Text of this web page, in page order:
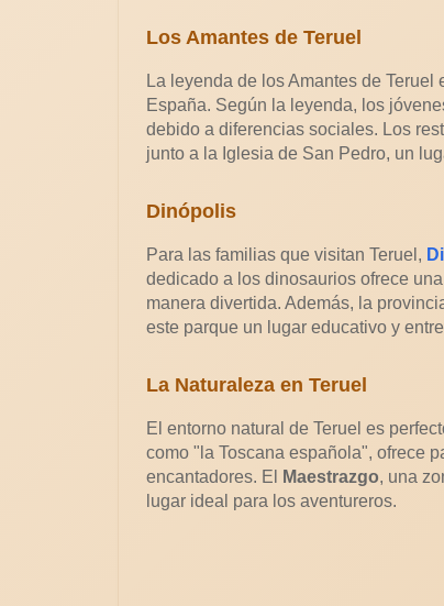
Los Amantes de Teruel
La leyenda de los Amantes de
España. Según la leyenda, los
debido a diferencias sociales. Los
junto a la Iglesia de San Pedro, un
Dinópolis
Para las familias que visitan Teruel,
dedicado a los dinosaurios ofrece
manera divertida. Además, la
este parque un lugar educativo y
La Naturaleza en Teruel
El entorno natural de Teruel es
como "la Toscana española", ofrece
encantadores. El
Maestrazgo, una
lugar ideal para los aventureros.